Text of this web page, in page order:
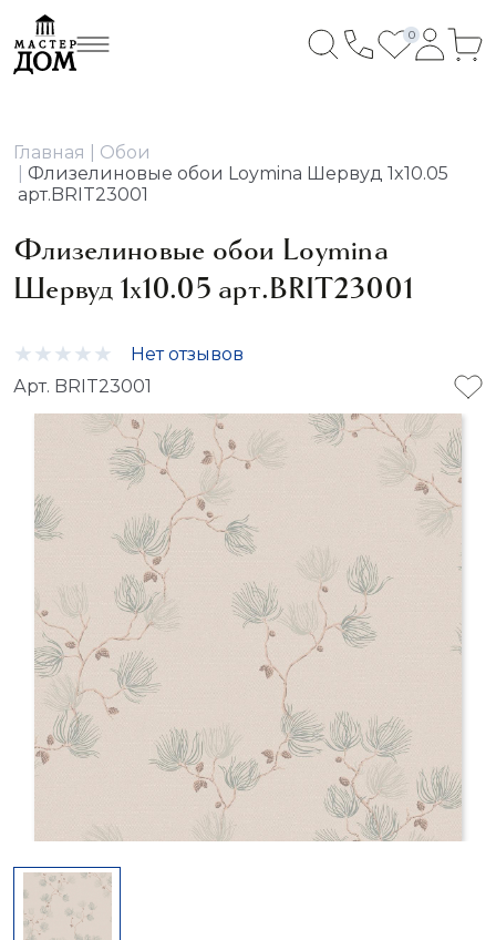
0
Главная
Обои
Флизелиновые обои Loymina Шервуд 1x10.05
арт.BRIT23001
Флизелиновые обои Loymina
Шервуд 1x10.05 арт.BRIT23001
Нет отзывов
Арт. BRIT23001